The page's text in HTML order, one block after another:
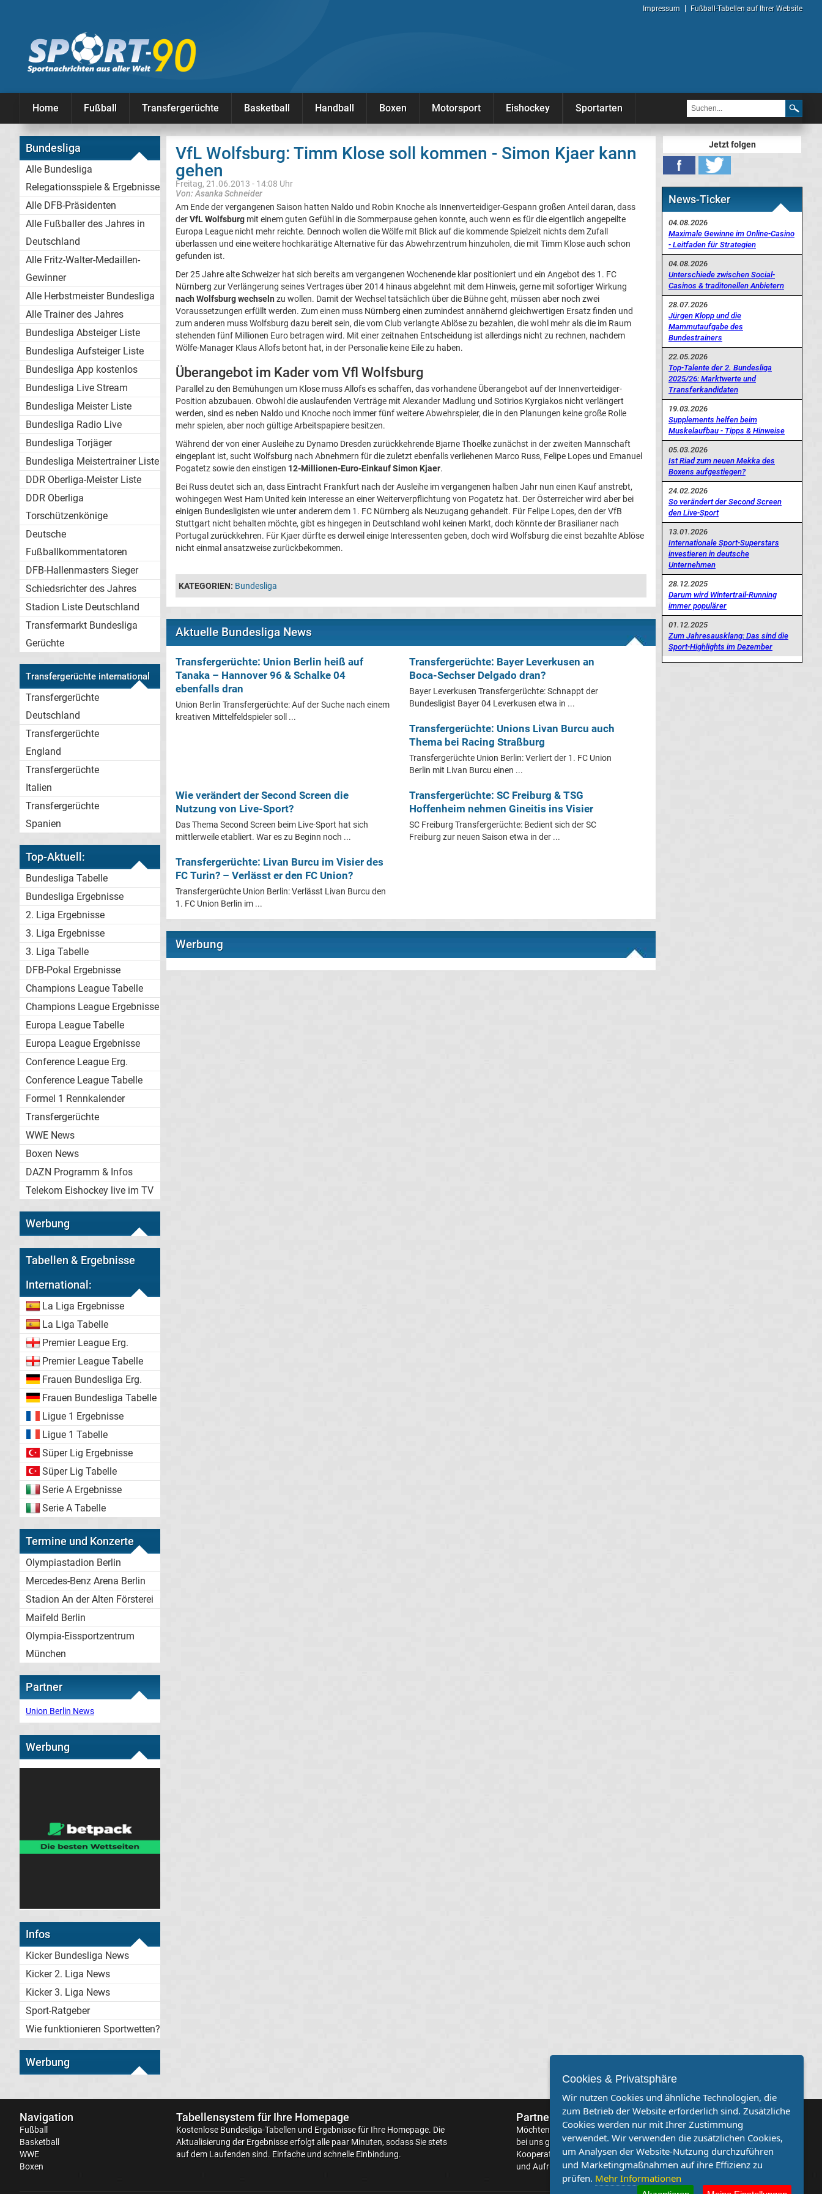
Impressum Fußball-Tabellen auf Ihrer Website
Home Fußball Transfergerüchte Basketball Handball Boxen Motorsport Eishockey Sportarten
Bundesliga
Alle Bundesliga
Relegationsspiele & Ergebnisse
Alle DFB-Präsidenten
Alle Fußballer des Jahres in
Deutschland
Alle Fritz-Walter-Medaillen-
Gewinner
Alle Herbstmeister Bundesliga
Alle Trainer des Jahres
Bundesliga Absteiger Liste
Bundesliga Aufsteiger Liste
Bundesliga App kostenlos
Bundesliga Live Stream
Bundesliga Meister Liste
Bundesliga Radio Live
Bundesliga Torjäger
Bundesliga Meistertrainer Liste
DDR Oberliga-Meister Liste
DDR Oberliga
Torschützenkönige
Deutsche
Fußballkommentatoren
DFB-Hallenmasters Sieger
Schiedsrichter des Jahres
Stadion Liste Deutschland
Transfermarkt Bundesliga
Gerüchte
Transfergerüchte international
Transfergerüchte
Deutschland
Transfergerüchte
England
Transfergerüchte
Italien
Transfergerüchte
Spanien
Top-Aktuell:
Bundesliga Tabelle
Bundesliga Ergebnisse
2. Liga Ergebnisse
3. Liga Ergebnisse
3. Liga Tabelle
DFB-Pokal Ergebnisse
Champions League Tabelle
Champions League Ergebnisse
Europa League Tabelle
Europa League Ergebnisse
Conference League Erg.
Conference League Tabelle
Formel 1 Rennkalender
Transfergerüchte
WWE News
Boxen News
DAZN Programm & Infos
Telekom Eishockey live im TV
Werbung
Tabellen & Ergebnisse
International:
La Liga Ergebnisse
La Liga Tabelle
Premier League Erg.
Premier League Tabelle
Frauen Bundesliga Erg.
Frauen Bundesliga Tabelle
Ligue 1 Ergebnisse
Ligue 1 Tabelle
Süper Lig Ergebnisse
Süper Lig Tabelle
Serie A Ergebnisse
Serie A Tabelle
Termine und Konzerte
Olympiastadion Berlin
Mercedes-Benz Arena Berlin
Stadion An der Alten Försterei
Maifeld Berlin
Olympia-Eissportzentrum
München
Partner
Union Berlin News
Werbung
Infos
Kicker Bundesliga News
Kicker 2. Liga News
Kicker 3. Liga News
Sport-Ratgeber
Wie funktionieren Sportwetten?
Werbung
VfL Wolfsburg: Timm Klose soll kommen - Simon Kjaer kann
gehen
Freitag, 21.06.2013 - 14:08 Uhr
Von: Asanka Schneider
Am Ende der vergangenen Saison hatten Naldo und Robin Knoche als Innenverteidiger-Gespann großen Anteil daran, dass
derVfL Wolfsburg mit einem guten Gefühl in die Sommerpause gehen konnte, auch wenn es für die eigentlich angepeilte
Europa League nicht mehr reichte. Dennoch wollen die Wölfe mit Blick auf die kommende Spielzeit nichts dem Zufall
überlassen und eine weitere hochkarätige Alternative für das Abwehrzentrum hinzuholen, die mit Timm Klose auch schon
gefunden ist.
Der 25 Jahre alte Schweizer hat sich bereits am vergangenen Wochenende klar positioniert und ein Angebot des 1. FC
Nürnberg zur Verlängerung seines Vertrages über 2014 hinaus abgelehnt mit dem Hinweis, gerne mit sofortiger Wirkung
nach Wolfsburg wechseln zu wollen. Damit der Wechsel tatsächlich über die Bühne geht, müssen aber noch zwei
Voraussetzungen erfüllt werden. Zum einen muss Nürnberg einen zumindest annähernd gleichwertigen Ersatz finden und
zum anderen muss Wolfsburg dazu bereit sein, die vom Club verlangte Ablöse zu bezahlen, die wohl mehr als die im Raum
stehenden fünf Millionen Euro betragen wird. Mit einer zeitnahen Entscheidung ist allerdings nicht zu rechnen, nachdem
Wölfe-Manager Klaus Allofs betont hat, in der Personalie keine Eile zu haben.
Überangebot im Kader vom Vfl Wolfsburg
Parallel zu den Bemühungen um Klose muss Allofs es schaffen, das vorhandene Überangebot auf der Innenverteidiger-
Position abzubauen. Obwohl die auslaufenden Verträge mit Alexander Madlung und Sotirios Kyrgiakos nicht verlängert
werden, sind es neben Naldo und Knoche noch immer fünf weitere Abwehrspieler, die in den Planungen keine große Rolle
mehr spielen, aber noch gültige Arbeitspapiere besitzen.
Während der von einer Ausleihe zu Dynamo Dresden zurückkehrende Bjarne Thoelke zunächst in der zweiten Mannschaft
eingeplant ist, sucht Wolfsburg nach Abnehmern für die zuletzt ebenfalls verliehenen Marco Russ, Felipe Lopes und Emanuel
Pogatetz sowie den einstigen 12-Millionen-Euro-Einkauf Simon Kjaer.
Bei Russ deutet sich an, dass Eintracht Frankfurt nach der Ausleihe im vergangenen halben Jahr nun einen Kauf anstrebt,
wohingegen West Ham United kein Interesse an einer Weiterverpflichtung von Pogatetz hat. Der Österreicher wird aber bei
einigen Bundesligisten wie unter anderem dem 1. FC Nürnberg als Neuzugang gehandelt. Für Felipe Lopes, den der VfB
Stuttgart nicht behalten möchte, gibt es hingegen in Deutschland wohl keinen Markt, doch könnte der Brasilianer nach
Portugal zurückkehren. Für Kjaer dürfte es derweil einige Interessenten geben, doch wird Wolfsburg die einst bezahlte Ablöse
nicht einmal ansatzweise zurückbekommen.
KATEGORIEN: Bundesliga
Aktuelle Bundesliga News
Transfergerüchte: Union Berlin heiß auf
Tanaka – Hannover 96 & Schalke 04
ebenfalls dran
Union Berlin Transfergerüchte: Auf der Suche nach einem
kreativen Mittelfeldspieler soll ...
Transfergerüchte: Bayer Leverkusen an
Boca-Sechser Delgado dran?
Bayer Leverkusen Transfergerüchte: Schnappt der
Bundesligist Bayer 04 Leverkusen etwa in ...
Transfergerüchte: Unions Livan Burcu auch
Thema bei Racing Straßburg
Transfergerüchte Union Berlin: Verliert der 1. FC Union
Berlin mit Livan Burcu einen ...
Wie verändert der Second Screen die
Nutzung von Live-Sport?
Das Thema Second Screen beim Live-Sport hat sich
mittlerweile etabliert. War es zu Beginn noch ...
Transfergerüchte: SC Freiburg & TSG
Hoffenheim nehmen Gineitis ins Visier
SC Freiburg Transfergerüchte: Bedient sich der SC
Freiburg zur neuen Saison etwa in der ...
Transfergerüchte: Livan Burcu im Visier des
FC Turin? – Verlässt er den FC Union?
Transfergerüchte Union Berlin: Verlässt Livan Burcu den
1. FC Union Berlin im ...
Werbung
Jetzt folgen
News-Ticker
04.08.2026
Maximale Gewinne im Online-Casino
- Leitfaden für Strategien
04.08.2026
Unterschiede zwischen Social-
Casinos & traditonellen Anbietern
28.07.2026
Jürgen Klopp und die
Mammutaufgabe des
Bundestrainers
22.05.2026
Top-Talente der 2. Bundesliga
2025/26: Marktwerte und
Transferkandidaten
19.03.2026
Supplements helfen beim
Muskelaufbau - Tipps & Hinweise
05.03.2026
Ist Riad zum neuen Mekka des
Boxens aufgestiegen?
24.02.2026
So verändert der Second Screen
den Live-Sport
13.01.2026
Internationale Sport-Superstars
investieren in deutsche
Unternehmen
28.12.2025
Darum wird Wintertrail-Running
immer populärer
01.12.2025
Zum Jahresausklang: Das sind die
Sport-Highlights im Dezember
Navigation
Fußball
Basketball
WWE
Boxen
Tabellensystem für Ihre Homepage
KostenloseBundesliga-Tabellen und Ergebnisse für Ihre Homepage. Die
Aktualisierung der Ergebnisse erfolgt alle paar Minuten, sodass Sie stets
auf dem Laufenden sind. Einfache und schnelle Einbindung.
Partnervereine
Möchten Sie, dass auch Ihr Verein mehr Beachtung findet? Dann sind Sie
bei uns genau richtig. Wir suchen Ihren Verein für eine kostenlose
Kooperation. Veröffentlichen Sie Ihre Spielberichte, Sportnachrichten
und Aufrufe bei uns!
Cookies & Privatsphäre
Wir nutzen Cookies und ähnliche Technologien, die
zum Betrieb der Website erforderlich sind. Zusätzliche
Cookies werden nur mit Ihrer Zustimmung
verwendet. Wir verwenden die zusätzlichen Cookies,
um Analysen der Website-Nutzung durchzuführen
und Marketingmaßnahmen auf ihre Effizienz zu
prüfen. Mehr Informationen